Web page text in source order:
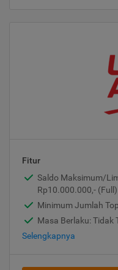
Fitur
Saldo Maksimum/
Rp10.000.000,- (Full)
Minimum Jumlah
Masa Berlaku: Tidak
Selengkapnya